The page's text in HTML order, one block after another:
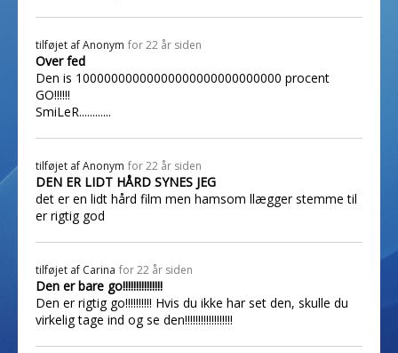
tilføjet afAnonym for 22 år siden
Over fed
Den is 10000000000000000000000000000 procent
GO!!!!!!
SmiLeR............
tilføjet afAnonym for 22 år siden
DEN ER LIDT HÅRD SYNES JEG
det er en lidt hård film men hamsom llægger stemme til
er rigtig god
tilføjet af Carina for 22 år siden
Den er bare go!!!!!!!!!!!!!!!
Den er rigtig go!!!!!!!!!! Hvis du ikke har set den, skulle du
virkelig tage ind og se den!!!!!!!!!!!!!!!!!!